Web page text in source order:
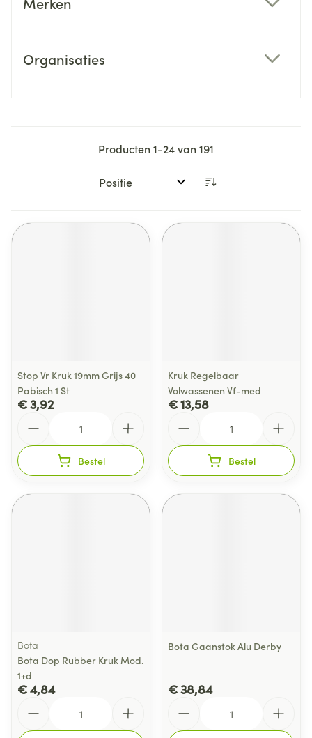
Organisaties
Producten1-24van191
Sorteer op:
Stop Vr Kruk 19mm Grijs 40
Pabisch 1 St
€ 3,92
Bestel
Kruk Regelbaar
Volwassenen Vf-med
€ 13,58
Bestel
Bota
Bota Dop Rubber Kruk Mod.
1+d
€ 4,84
Bota Gaanstok Alu Derby
€ 38,84